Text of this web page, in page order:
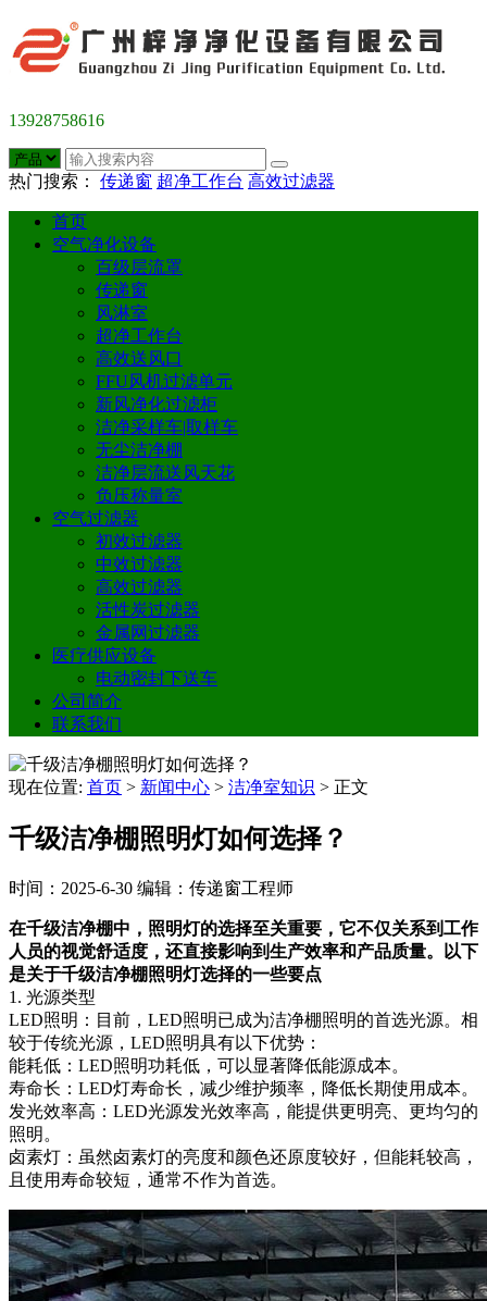
13928758616
热门搜索： 传递窗 超净工作台 高效过滤器
首页
空气净化设备
百级层流罩
传递窗
风淋室
超净工作台
高效送风口
FFU风机过滤单元
新风净化过滤柜
洁净采样车|取样车
无尘洁净棚
洁净层流送风天花
负压称量室
空气过滤器
初效过滤器
中效过滤器
高效过滤器
活性炭过滤器
金属网过滤器
医疗供应设备
电动密封下送车
公司简介
联系我们
现在位置: 首页 > 新闻中心 > 洁净室知识 > 正文
千级洁净棚照明灯如何选择？
时间：2025-6-30 编辑：传递窗工程师
在千级洁净棚中，照明灯的选择至关重要，它不仅关系到工作
人员的视觉舒适度，还直接影响到生产效率和产品质量。以下
是关于千级洁净棚照明灯选择的一些要点
1. 光源类型
LED照明：目前，LED照明已成为洁净棚照明的首选光源。相
较于传统光源，LED照明具有以下优势：
能耗低：LED照明功耗低，可以显著降低能源成本。
寿命长：LED灯寿命长，减少维护频率，降低长期使用成本。
发光效率高：LED光源发光效率高，能提供更明亮、更均匀的
照明。
卤素灯：虽然卤素灯的亮度和颜色还原度较好，但能耗较高，
且使用寿命较短，通常不作为首选。